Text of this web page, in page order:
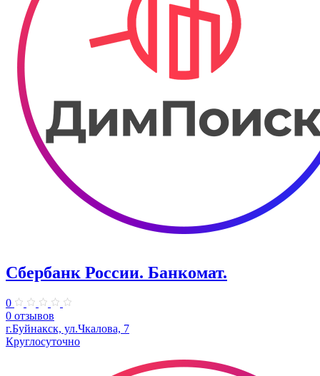
Сбербанк России. Банкомат.
0
0 отзывов
г.Буйнакск, ул.Чкалова, 7
Круглосуточно